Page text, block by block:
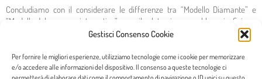
Gestisci Consenso Cookie
Per fornire le migliori esperienze, utilizziamo tecnologie come i cookie per memorizzare
e/o accedere alle informazioni del dispositivo. Il consenso a queste tecnologie ci
Concludiamo con il considerare le differenze tra “Modello Diamante” e
“Modello del processo integrativo” e con il salutarci con un abbraccio, fisico e
virtuale, di gratitudine e comunione.Ad maiora!